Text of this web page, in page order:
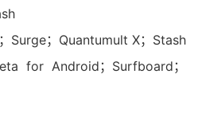
Surge；Quantumult X；Stash
for Android；Surfboard；